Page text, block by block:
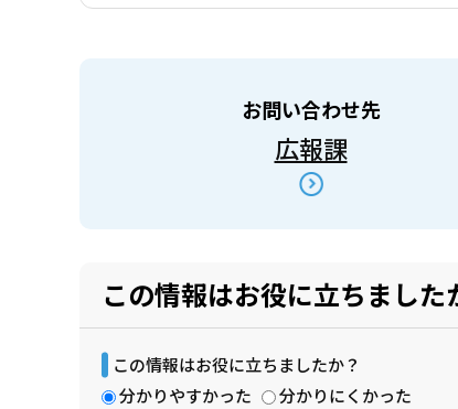
お問い合わせ先
広報課
この情報はお役に立ちました
この情報はお役に立ちましたか？
分かりやすかった
分かりにくかった